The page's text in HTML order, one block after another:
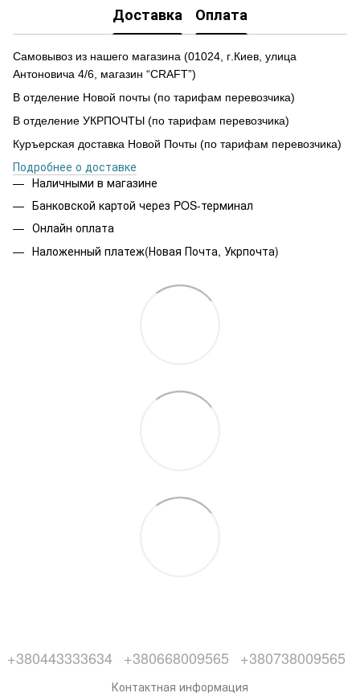
Доставка Оплата
Самовывоз из нашего магазина (01024, г .Киев, улица
Антоновича 4/6, магазин “CRAFT”)
В отделение Новой почты (по тарифам перевозчика)
В отделение УКРПОЧТЫ (по тарифам перевозчика)
Куръерская доставка Новой Почты (по тарифам перевозчика)
Подробнее о доставке
Наличными в магазине
Банковской картой через POS-терминал
Онлайн оплата
Наложенный платеж(Новая Почта, Укрпочта)
+380443333634 +380668009565 +380738009565
Контактная информация